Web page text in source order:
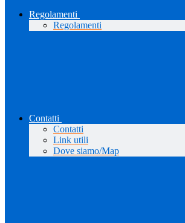
Regolamenti
Regolamenti
Contatti
Contatti
Link utili
Dove siamo/Map